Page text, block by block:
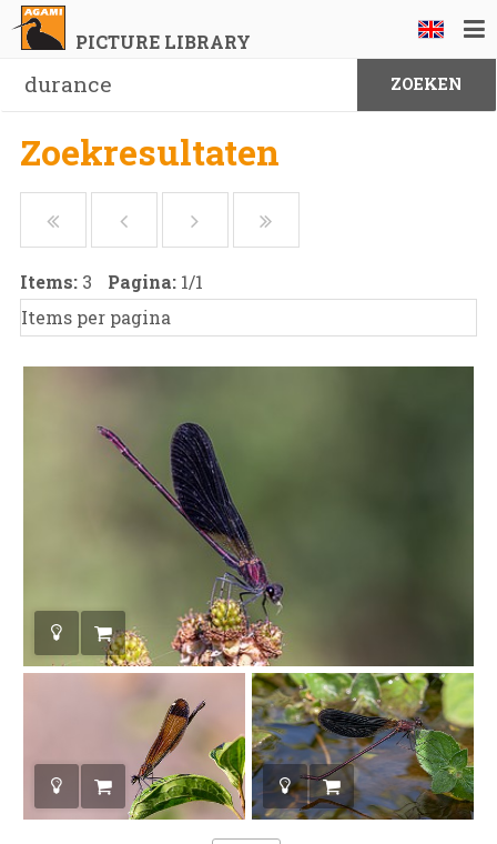
PICTURE LIBRARY
Zoekresultaten
Items: 3 Pagina: 1/1